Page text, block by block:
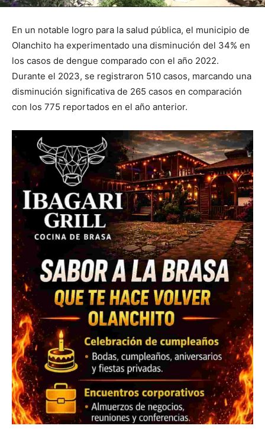
En un notable logro para la salud pública, el municipio de
Olanchito ha experimentado una disminución del 34% en
los casos de dengue comparado con el año 2022.
Durante el 2023, se registraron 510 casos, marcando una
disminución significativa de 265 casos en comparación
con los 775 reportados en el año anterior.